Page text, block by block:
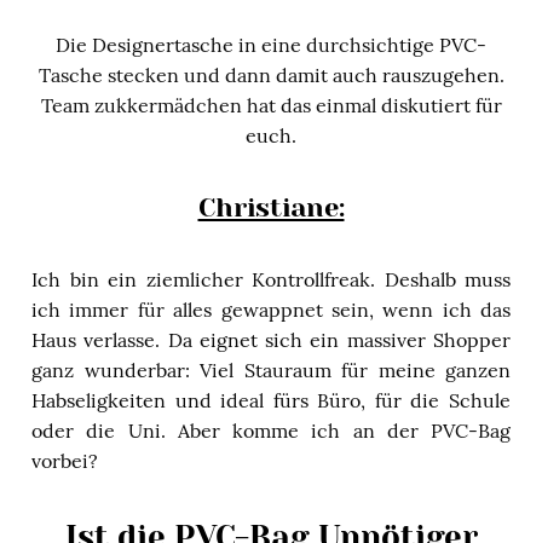
Die Designertasche in eine durchsichtige PVC-
Tasche stecken und dann damit auch rauszugehen.
Team zukkermädchen hat das einmal diskutiert für
euch.
Christiane:
Ich bin ein ziemlicher Kontrollfreak. Deshalb muss
ich immer für alles gewappnet sein, wenn ich das
Haus verlasse. Da eignet sich ein massiver Shopper
ganz wunderbar: Viel Stauraum für meine ganzen
Habseligkeiten und ideal fürs Büro, für die Schule
oder die Uni. Aber komme ich an der PVC-Bag
vorbei?